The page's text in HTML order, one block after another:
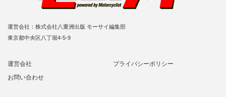
運営会社：株式会社八重洲出版 モーサイ編集部
東京都中央区八丁堀4-5-9
運営会社
プライバシーポリシー
お問い合わせ